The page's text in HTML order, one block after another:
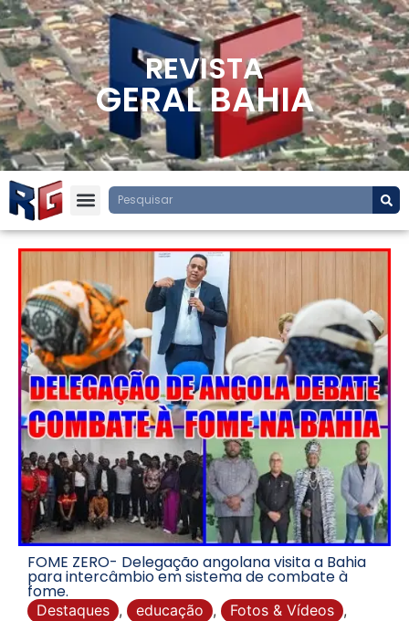
REVISTA
GERAL BAHIA
FOME ZERO- Delegação angolana visita a Bahia
para intercâmbio em sistema de combate à
fome.
Destaques , educação , Fotos & Vídeos ,